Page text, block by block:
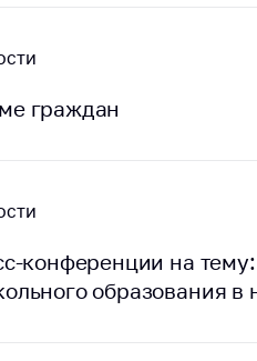
услуги
и
граждан
конференции на
образования в